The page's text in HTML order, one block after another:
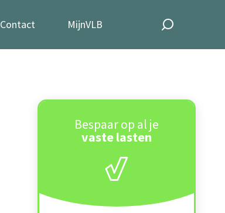
Contact MijnVLB
Bespaar op al je
vaste lasten